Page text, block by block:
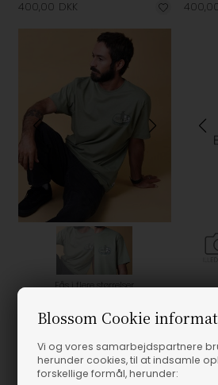
Blossom Cookie
Vi og vores samarbejdspartnere
herunder cookies, til at indsamle
forskellige formål, herunder:
400,00 DKK
Fås i flere størrelser
Elsk - Freedom Mens Brushed T-shirt - Olive Green
400,00 DKK